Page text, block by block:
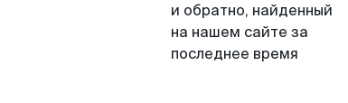
и обратно, найденный
на нашем сайте за
последнее время